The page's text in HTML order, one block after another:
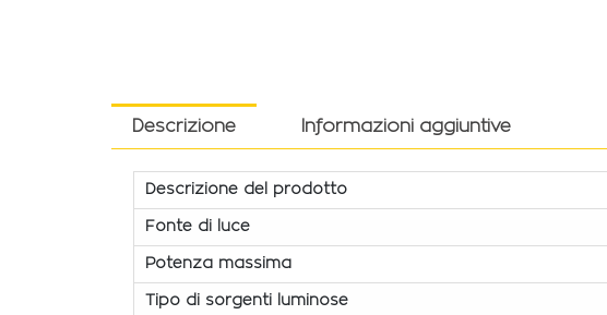
Descrizione Informazioni aggiuntive
Descrizione del prodotto
Fonte di luce
Potenza massima
Tipo di sorgenti luminose